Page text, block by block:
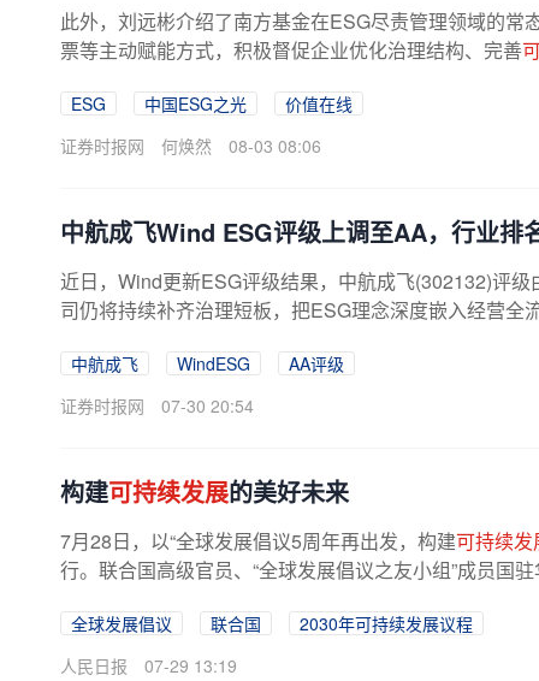
此外，刘远彬介绍了南方基金在ESG尽责管理领域的
票等主动赋能方式，积极督促企业优化治理结构、完善
ESG 中国ESG之光
价值在线
证券时报网
何焕然 08-03 08:06
中航成飞Wind ESG评级上调至AA，行业排
近日，Wind更新ESG评级结果，中航成飞(302132)评
司仍将持续补齐治理短板，把ESG理念深度嵌入经营全
中航成飞 WindESG
AA评级
证券时报网
07-30 20:54
构建可持续发展的美好未来
7月28日，以“全球发展倡议5周年再出发，构建可持续发
行。联合国高级官员、“全球发展倡议之友小组”成员国
全球发展倡议 联合国
2030年可持续发展议程
人民日报
07-29 13:19